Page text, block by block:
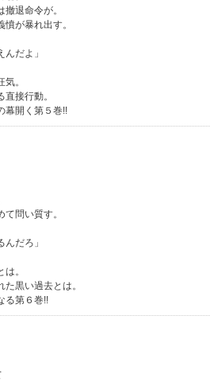
退命令が。
が暴れ出す。
んだよ」
。
接行動。
幕開く第５巻!!
問い質す。
んだろ」
。
黒い過去とは。
る第６巻!!